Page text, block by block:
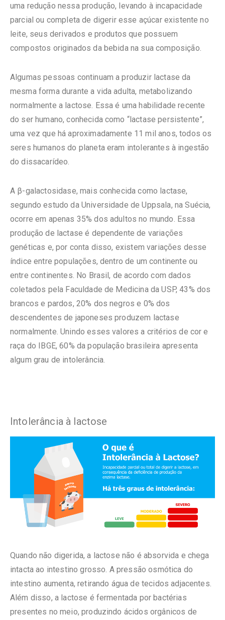
uma redução nessa produção, levando à incapacidade
parcial ou completa de digerir esse açúcar existente no
leite, seus derivados e produtos que possuem
compostos originados da bebida na sua composição.
Algumas pessoas continuam a produzir lactase da
mesma forma durante a vida adulta, metabolizando
normalmente a lactose. Essa é uma habilidade recente
do ser humano, conhecida como “lactase persistente”,
uma vez que há aproximadamente 11 mil anos, todos os
seres humanos do planeta eram intolerantes à ingestão
do dissacarídeo.
A β-galactosidase, mais conhecida como lactase,
segundo estudo da Universidade de Uppsala, na Suécia,
ocorre em apenas 35% dos adultos no mundo. Essa
produção de lactase é dependente de variações
genéticas e, por conta disso, existem variações desse
índice entre populações, dentro de um continente ou
entre continentes. No Brasil, de acordo com dados
coletados pela Faculdade de Medicina da USP, 43% dos
brancos e pardos, 20% dos negros e 0% dos
descendentes de japoneses produzem lactase
normalmente. Unindo esses valores a critérios de cor e
raça do IBGE, 60% da população brasileira apresenta
algum grau de intolerância.
Intolerância à lactose
Quando não digerida, a lactose não é absorvida e chega
intacta ao intestino grosso. A pressão osmótica do
intestino aumenta, retirando água de tecidos adjacentes.
Além disso, a lactose é fermentada por bactérias
presentes no meio, produzindo ácidos orgânicos de